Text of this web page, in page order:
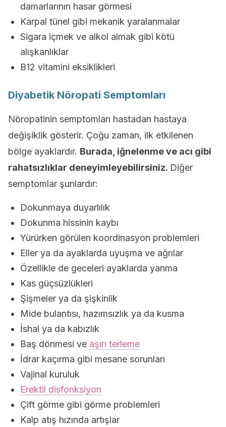
damarlarının hasar görmesi
Karpal tünel gibi mekanik yaralanmalar
Sigara içmek ve alkol almak gibi kötü
alışkanlıklar
B12 vitamini eksiklikleri
Diyabetik Nöropati Semptomları
Nöropatinin semptomları hastadan hastaya
değişiklik gösterir. Çoğu zaman, ilk etkilenen
bölge ayaklardır. Burada, iğnelenme ve acı gibi
rahatsızlıklar deneyimleyebilirsiniz. Diğer
semptomlar şunlardır:
Dokunmaya duyarlılık
Dokunma hissinin kaybı
Yürürken görülen koordinasyon problemleri
Eller ya da ayaklarda uyuşma ve ağrılar
Özellikle de geceleri ayaklarda yanma
Kas güçsüzlükleri
Şişmeler ya da şişkinlik
Mide bulantısı, hazımsızlık ya da kusma
İshal ya da kabızlık
Baş dönmesi ve aşırı terleme
İdrar kaçırma gibi mesane sorunları
Vajinal kuruluk
Erektil disfonksiyon
Çift görme gibi görme problemleri
Kalp atış hızında artışlar